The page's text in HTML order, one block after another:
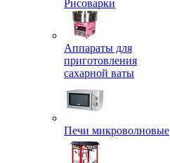
Рисоварки
Аппараты для
приготовления
сахарной ваты
Печи микроволновые